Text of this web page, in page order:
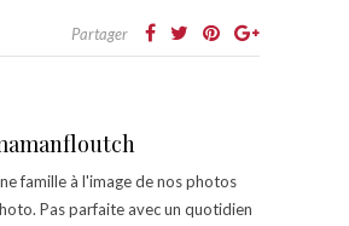
Partager
famille à l'image de nos photos
Pas parfaite avec un quotidien